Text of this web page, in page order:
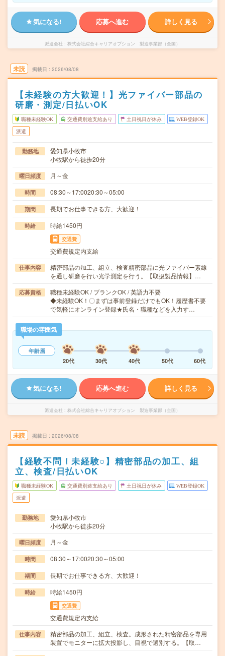
気になる! 応募へ進む 詳しく見る
派遣会社 株式会社綜合キャリアオプション 製造事業部（全国）
未読 掲載日 2026/08/08
【未経験の方大歓迎！】光ファイバー部品の
研磨・測定/日払いOK
職種未経験OK 交通費別途支給あり 土日祝日が休み WEB登録OK
派遣
勤務地
愛知県小牧市
小牧駅から徒歩20分
曜日頻度 月～金
時間 08:30～17:0020:30～05:00
期間 長期でお仕事できる方、大歓迎！
時給 時給1450円
交通費
交通費規定内支給
仕事内容
精密部品の加工、組立、検査精密部品に光ファイバー素線
を通し研磨を行い光学測定を行う。【取扱製品情報】…
応募資格
職種未経験OK / ブランクOK / 英語力不要
◆未経験OK！〇まずは事前登録だけでもOK！履歴書不要
で気軽にオンライン登録★氏名・職種などを入力す…
職場の雰囲気
年齢層
20代
30代 40代 50代 60代
気になる! 応募へ進む 詳しく見る
派遣会社 株式会社綜合キャリアオプション 製造事業部（全国）
未読 掲載日 2026/08/08
【経験不問！未経験○】精密部品の加工、組
立、検査/日払いOK
職種未経験OK 交通費別途支給あり 土日祝日が休み WEB登録OK
派遣
勤務地
愛知県小牧市
小牧駅から徒歩20分
曜日頻度 月～金
時間 08:30～17:0020:30～05:00
期間 長期でお仕事できる方、大歓迎！
時給 時給1450円
交通費
交通費規定内支給
仕事内容
精密部品の加工、組立、検査。成形された精密部品を専用
装置でモニターに拡大投影し、目視で選別する。【取…